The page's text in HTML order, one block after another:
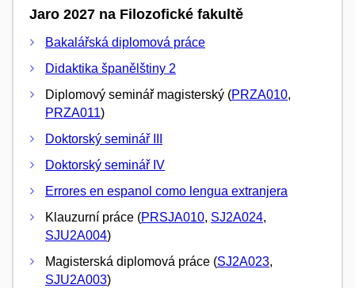
Jaro 2027 na Filozofické fakultě
Bakalářská diplomová práce
Didaktika španělštiny 2
Diplomový seminář magisterský (PRZA010,
PRZA011)
Doktorský seminář III
Doktorský seminář IV
Errores en espanol como lengua extranjera
Klauzurní práce (PRSJA010, SJ2A024,
SJU2A004)
Magisterská diplomová práce (SJ2A023,
SJU2A003)